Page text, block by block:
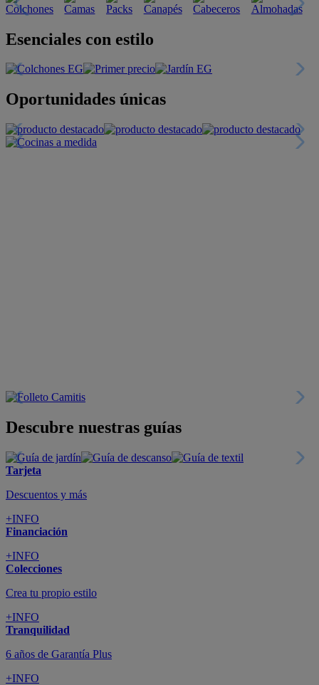
Esenciales con estilo
Oportunidades únicas
Descubre nuestras guías
Tarjeta
Descuentos y más
+INFO
Financiación
+INFO
Colecciones
Crea tu propio estilo
+INFO
Tranquilidad
6 años de Garantía Plus
+INFO